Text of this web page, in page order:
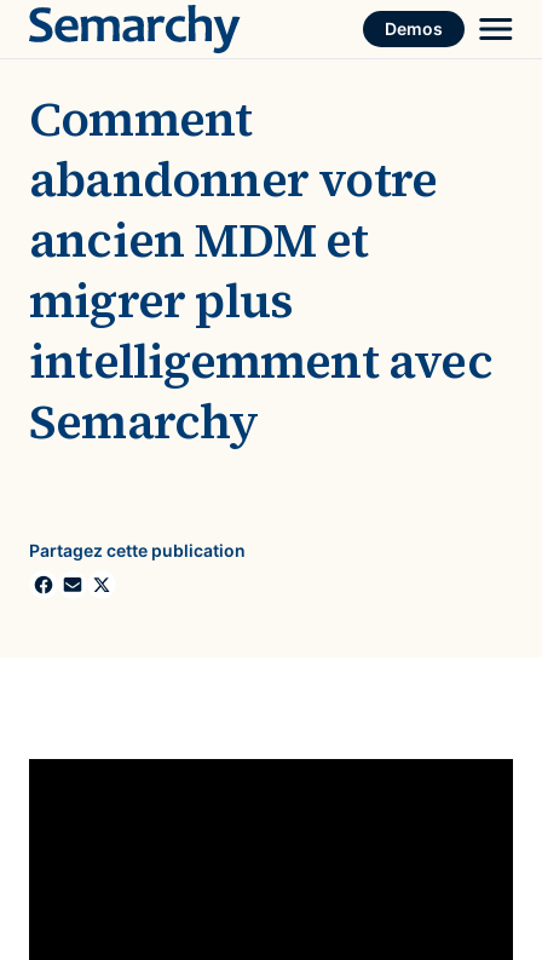
Skip
Demos
Comment
abandonner votre
ancien MDM et
migrer plus
intelligemment avec
Semarchy
Partagez cette publication